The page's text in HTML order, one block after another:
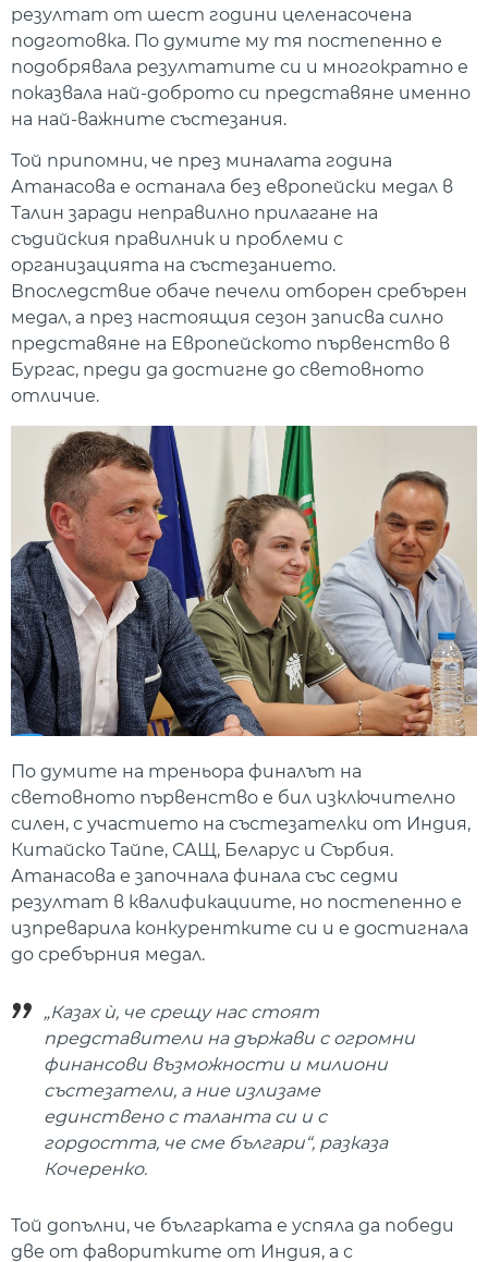
резултат от шест години целенасочена
подготовка. По думите му тя постепенно е
подобрявала резултатите си и многократно е
показвала най-доброто си представяне именно
на най-важните състезания.
Той припомни, че през миналата година
Атанасова е останала без европейски медал в
Талин заради неправилно прилагане на
съдийския правилник и проблеми с
организацията на състезанието.
Впоследствие обаче печели отборен сребърен
медал, а през настоящия сезон записва силно
представяне на Европейското първенство в
Бургас, преди да достигне до световното
отличие.
По думите на треньора финалът на
световното първенство е бил изключително
силен, с участието на състезателки от Индия,
Китайско Тайпе, САЩ, Беларус и Сърбия.
Атанасова е започнала финала със седми
резултат в квалификациите, но постепенно е
изпреварила конкурентките си и е достигнала
до сребърния медал.
„Казах ѝ, че срещу нас стоят
представители на държави с огромни
финансови възможности и милиони
състезатели, а ние излизаме
единствено с таланта си и с
гордостта, че сме българи“, разказа
Кочеренко.
Той допълни, че българката е успяла да победи
две от фаворитките от Индия, а с